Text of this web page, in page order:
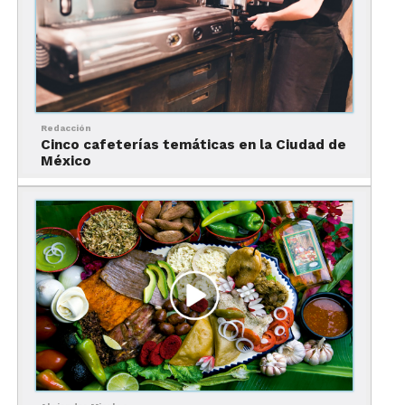
de nieve de pasta en Zacapu.
Ahora la
nieve de
pasta ha
pasado
generaciones, agregando al negocio 40 sabores
como elote, cacahuate, tequila, higo, chongos,
mamey y café. Además de “La Pacanda” también
Redacción
Cinco cafeterías temáticas en la Ciudad de
México